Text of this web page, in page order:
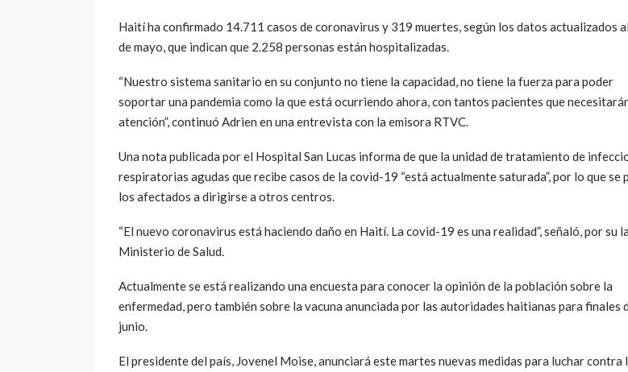
Haití ha confirmado 14.711 casos de coronavirus y 319 muertes, según los datos actualizados
de mayo, que indican que 2.258 personas están hospitalizadas.
“Nuestro sistema sanitario en su conjunto no tiene la capacidad, no tiene la fuerza para poder
soportar una pandemia como la que está ocurriendo ahora, con tantos pacientes que
atención”, continuó Adrien en una entrevista con la emisora RTVC.
Una nota publicada por el Hospital San Lucas informa de que la unidad de tratamiento de
respiratorias agudas que recibe casos de la covid-19 “está actualmente saturada”, por lo que se
los afectados a dirigirse a otros centros.
“El nuevo coronavirus está haciendo daño en Haití. La covid-19 es una realidad”, señaló, por su
Ministerio de Salud.
Actualmente se está realizando una encuesta para conocer la opinión de la población sobre la
enfermedad, pero también sobre la vacuna anunciada por las autoridades haitianas para finales
junio.
El presidente del país, Jovenel Moise, anunciará este martes nuevas medidas para luchar contra